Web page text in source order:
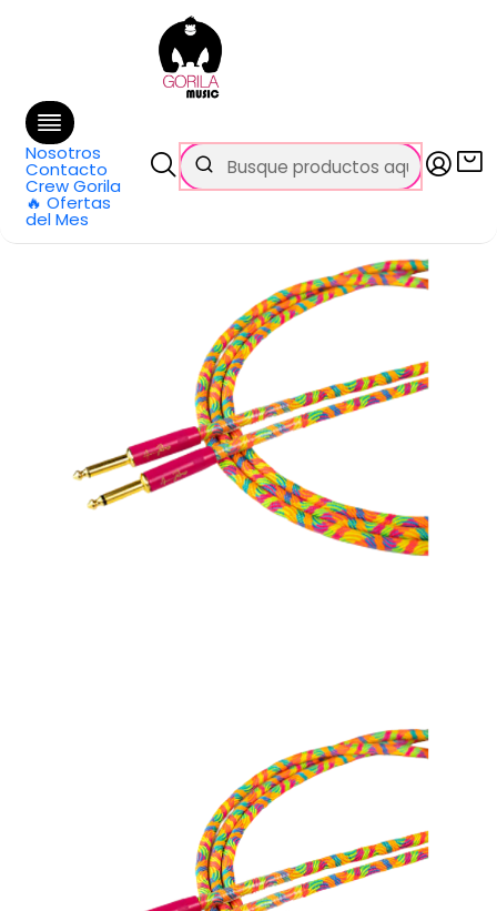
Nosotros
Contacto
Crew Gorila
🔥 Ofertas
del Mes
GRATIS
en Santiago y $99.990 en Regiones
Categorías Cables y Conectores
Cable guitarra Santo Angelo TS-TS/L OFHC 4.57m signature